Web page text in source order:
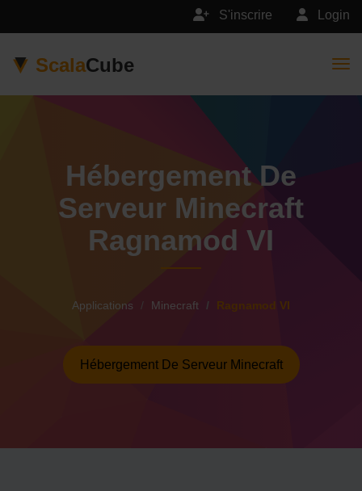
Login
S'inscrire
ScalaCube
Hébergement De
Serveur Minecraft
Ragnamod VI
Applications Minecraft Ragnamod VI
Hébergement De Serveur Minecraft